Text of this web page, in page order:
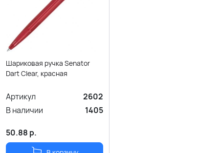
Шариковая ручка Senator
Dart Clear, красная
Артикул
2602
В наличии
1405
50.88 р.